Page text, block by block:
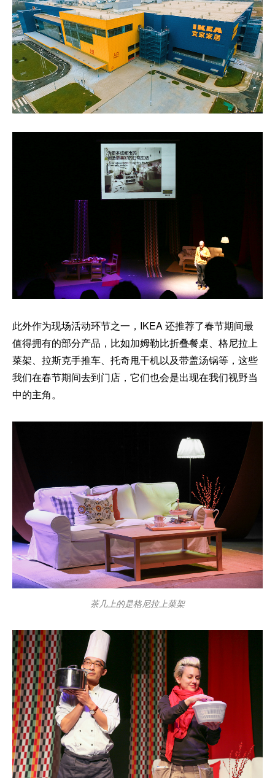
此外作为现场活动环节之一，IKEA 还推荐了春节期间最
值得拥有的部分产品，比如加姆勒比折叠餐桌、格尼拉上
菜架、拉斯克手推车、托奇甩干机以及带盖汤锅等，这些
我们在春节期间去到门店，它们也会是出现在我们视野当
中的主角。
茶几上的是格尼拉上菜架